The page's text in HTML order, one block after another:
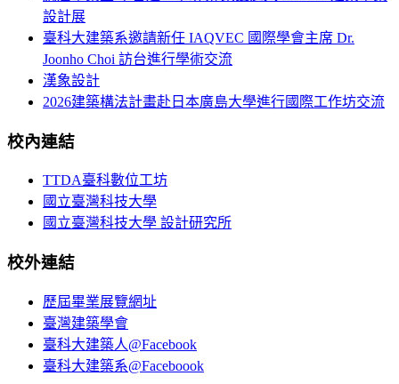
設計展
臺科大建築系邀請新任 IAQVEC 國際學會主席 Dr.
Joonho Choi 訪台進行學術交流
漢象設計
2026建築構法計畫赴日本廣島大學進行國際工作坊交流
校內連結
TTDA臺科數位工坊
國立臺灣科技大學
國立臺灣科技大學 設計研究所
校外連結
歷屆畢業展覽網址
臺灣建築學會
臺科大建築人@Facebook
臺科大建築系@Faceboook